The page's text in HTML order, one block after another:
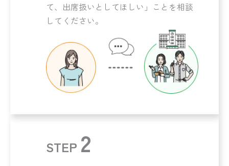
て、出席扱いとしてほしい」ことを相談
してください。
STEP 2